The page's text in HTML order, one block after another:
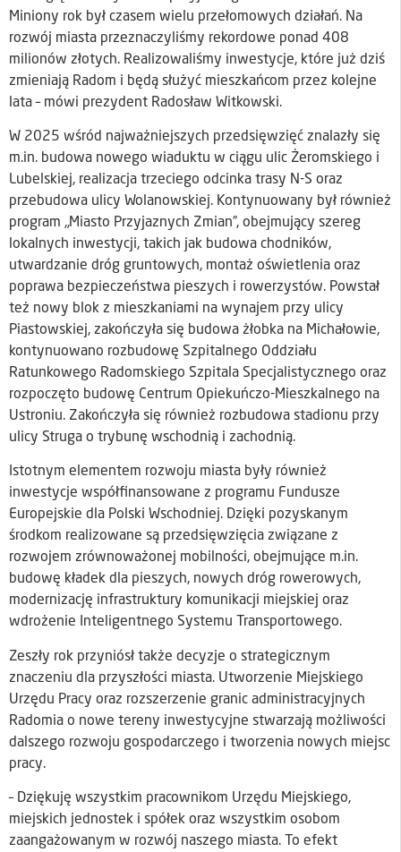
Miniony rok był czasem wielu przełomowych działań. Na
rozwój miasta przeznaczyliśmy rekordowe ponad 408
milionów złotych. Realizowaliśmy inwestycje, które już dziś
zmieniają Radom i będą służyć mieszkańcom przez kolejne
lata – mówi prezydent Radosław Witkowski.
W 2025 wśród najważniejszych przedsięwzięć znalazły się
m.in. budowa nowego wiaduktu w ciągu ulic Żeromskiego i
Lubelskiej, realizacja trzeciego odcinka trasy N-S oraz
przebudowa ulicy Wolanowskiej. Kontynuowany był również
program „Miasto Przyjaznych Zmian”, obejmujący szereg
lokalnych inwestycji, takich jak budowa chodników,
utwardzanie dróg gruntowych, montaż oświetlenia oraz
poprawa bezpieczeństwa pieszych i rowerzystów. Powstał
też nowy blok z mieszkaniami na wynajem przy ulicy
Piastowskiej, zakończyła się budowa żłobka na Michałowie,
kontynuowano rozbudowę Szpitalnego Oddziału
Ratunkowego Radomskiego Szpitala Specjalistycznego oraz
rozpoczęto budowę Centrum Opiekuńczo-Mieszkalnego na
Ustroniu. Zakończyła się również rozbudowa stadionu przy
ulicy Struga o trybunę wschodnią i zachodnią.
Istotnym elementem rozwoju miasta były również
inwestycje współfinansowane z programu Fundusze
Europejskie dla Polski Wschodniej. Dzięki pozyskanym
środkom realizowane są przedsięwzięcia związane z
rozwojem zrównoważonej mobilności, obejmujące m.in.
budowę kładek dla pieszych, nowych dróg rowerowych,
modernizację infrastruktury komunikacji miejskiej oraz
wdrożenie Inteligentnego Systemu Transportowego.
Zeszły rok przyniósł także decyzje o strategicznym
znaczeniu dla przyszłości miasta. Utworzenie Miejskiego
Urzędu Pracy oraz rozszerzenie granic administracyjnych
Radomia o nowe tereny inwestycyjne stwarzają możliwości
dalszego rozwoju gospodarczego i tworzenia nowych miejsc
pracy.
– Dziękuję wszystkim pracownikom Urzędu Miejskiego,
miejskich jednostek i spółek oraz wszystkim osobom
zaangażowanym w rozwój naszego miasta. To efekt